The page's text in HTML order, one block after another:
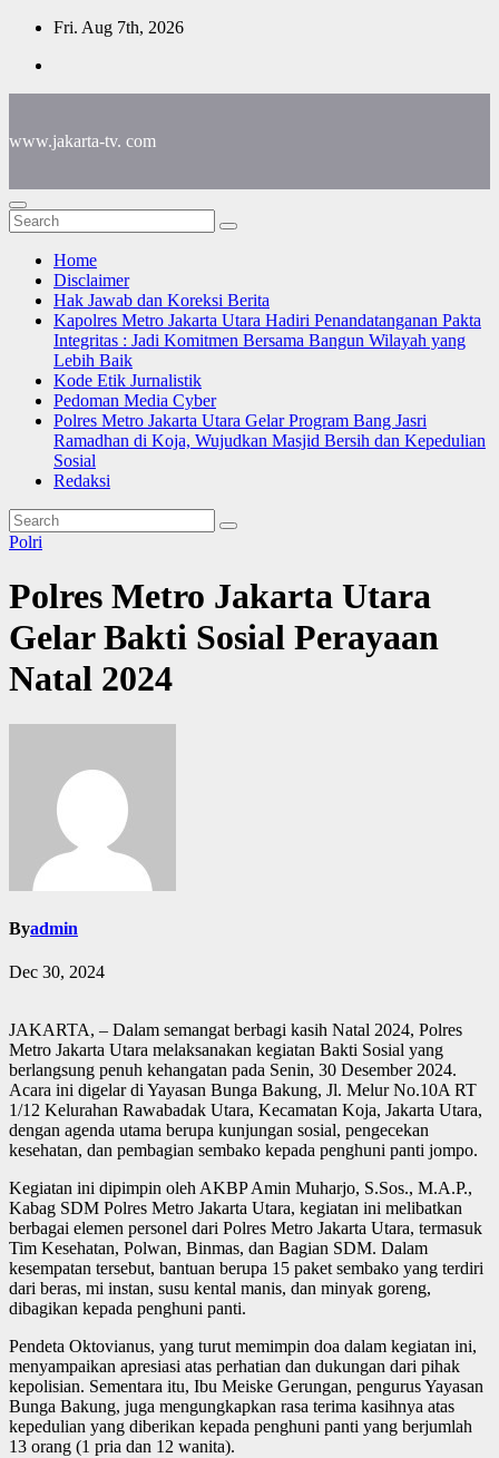
Skip
content
Fri. Aug 7th, 2026
www.jakarta-tv. com
Home
Disclaimer
Hak Jawab dan Koreksi Berita
Kapolres Metro Jakarta Utara Hadiri Penandatanganan Pakta
Integritas : Jadi Komitmen Bersama Bangun Wilayah yang
Lebih Baik
Kode Etik Jurnalistik
Pedoman Media Cyber
Polres Metro Jakarta Utara Gelar Program Bang Jasri
Ramadhan di Koja, Wujudkan Masjid Bersih dan Kepedulian
Sosial
Redaksi
Polri
Polres Metro Jakarta Utara
Gelar Bakti Sosial Perayaan
Natal 2024
Byadmin
Dec 30, 2024
JAKARTA, – Dalam semangat berbagi kasih Natal 2024, Polres
Metro Jakarta Utara melaksanakan kegiatan Bakti Sosial yang
berlangsung penuh kehangatan pada Senin, 30 Desember 2024.
Acara ini digelar di Yayasan Bunga Bakung, Jl. Melur No.10A RT
1/12 Kelurahan Rawabadak Utara, Kecamatan Koja, Jakarta Utara,
dengan agenda utama berupa kunjungan sosial, pengecekan
kesehatan, dan pembagian sembako kepada penghuni panti jompo.
Kegiatan ini dipimpin oleh AKBP Amin Muharjo, S.Sos., M.A.P.,
Kabag SDM Polres Metro Jakarta Utara, kegiatan ini melibatkan
berbagai elemen personel dari Polres Metro Jakarta Utara, termasuk
Tim Kesehatan, Polwan, Binmas, dan Bagian SDM. Dalam
kesempatan tersebut, bantuan berupa 15 paket sembako yang terdiri
dari beras, mi instan, susu kental manis, dan minyak goreng,
dibagikan kepada penghuni panti.
Pendeta Oktovianus, yang turut memimpin doa dalam kegiatan ini,
menyampaikan apresiasi atas perhatian dan dukungan dari pihak
kepolisian. Sementara itu, Ibu Meiske Gerungan, pengurus Yayasan
Bunga Bakung, juga mengungkapkan rasa terima kasihnya atas
kepedulian yang diberikan kepada penghuni panti yang berjumlah
13 orang (1 pria dan 12 wanita).